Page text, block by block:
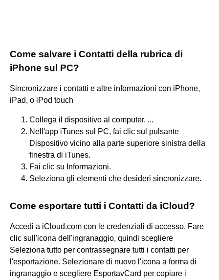
Come salvare i Contatti della rubrica di
iPhone sul PC?
Sincronizzare i contatti e altre informazioni con iPhone,
iPad, o iPod touch
Collega il dispositivo al computer. ...
Nell'app iTunes sul PC, fai clic sul pulsante
Dispositivo vicino alla parte superiore sinistra della
finestra di iTunes.
Fai clic su Informazioni.
Seleziona gli elementi che desideri sincronizzare.
Come esportare tutti i Contatti da iCloud?
Accedi a iCloud.com con le credenziali di accesso. Fare
clic sull'icona dell'ingranaggio, quindi scegliere
Seleziona tutto per contrassegnare tutti i contatti per
l'esportazione. Selezionare di nuovo l'icona a forma di
ingranaggio e scegliere EsportavCard per copiare i